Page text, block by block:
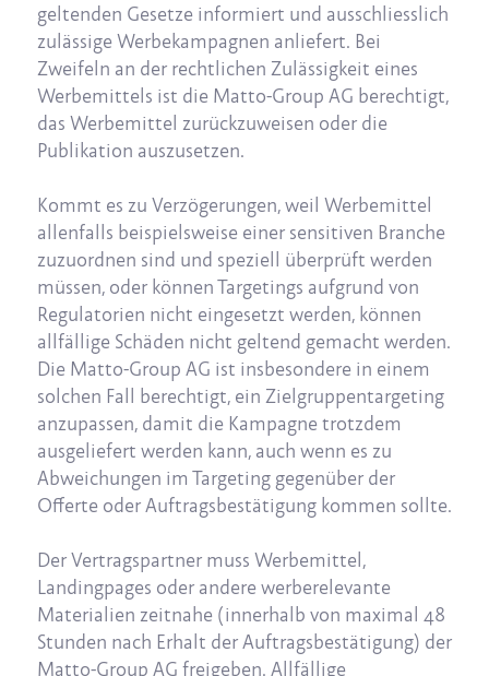
geltenden Gesetze informiert und ausschliesslich
zulässige Werbekampagnen anliefert. Bei
Zweifeln an der rechtlichen Zulässigkeit eines
Werbemittels ist die Matto-Group AG berechtigt,
das Werbemittel zurückzuweisen oder die
Publikation auszusetzen.
Kommt es zu Verzögerungen, weil Werbemittel
allenfalls beispielsweise einer sensitiven Branche
zuzuordnen sind und speziell überprüft werden
müssen, oder können Targetings aufgrund von
Regulatorien nicht eingesetzt werden, können
allfällige Schäden nicht geltend gemacht werden.
Die Matto-Group AG ist insbesondere in einem
solchen Fall berechtigt, ein Zielgruppentargeting
anzupassen, damit die Kampagne trotzdem
ausgeliefert werden kann, auch wenn es zu
Abweichungen im Targeting gegenüber der
Offerte oder Auftragsbestätigung kommen sollte.
Der Vertragspartner muss Werbemittel,
Landingpages oder andere werberelevante
Materialien zeitnahe (innerhalb von maximal 48
Stunden nach Erhalt der Auftragsbestätigung) der
Matto-Group AG freigeben. Allfällige